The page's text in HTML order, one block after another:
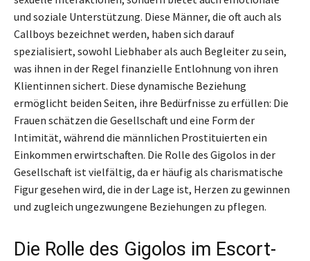
und soziale Unterstützung. Diese Männer, die oft auch als
Callboys bezeichnet werden, haben sich darauf
spezialisiert, sowohl Liebhaber als auch Begleiter zu sein,
was ihnen in der Regel finanzielle Entlohnung von ihren
Klientinnen sichert. Diese dynamische Beziehung
ermöglicht beiden Seiten, ihre Bedürfnisse zu erfüllen: Die
Frauen schätzen die Gesellschaft und eine Form der
Intimität, während die männlichen Prostituierten ein
Einkommen erwirtschaften. Die Rolle des Gigolos in der
Gesellschaft ist vielfältig, da er häufig als charismatische
Figur gesehen wird, die in der Lage ist, Herzen zu gewinnen
und zugleich ungezwungene Beziehungen zu pflegen.
Die Rolle des Gigolos im Escort-